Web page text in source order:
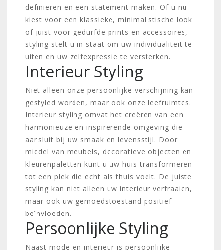
definiëren en een statement maken. Of u nu
kiest voor een klassieke, minimalistische look
of juist voor gedurfde prints en accessoires,
styling stelt u in staat om uw individualiteit te
uiten en uw zelfexpressie te versterken.
Interieur Styling
Niet alleen onze persoonlijke verschijning kan
gestyled worden, maar ook onze leefruimtes.
Interieur styling omvat het creëren van een
harmonieuze en inspirerende omgeving die
aansluit bij uw smaak en levensstijl. Door
middel van meubels, decoratieve objecten en
kleurenpaletten kunt u uw huis transformeren
tot een plek die echt als thuis voelt. De juiste
styling kan niet alleen uw interieur verfraaien,
maar ook uw gemoedstoestand positief
beïnvloeden.
Persoonlijke Styling
Naast mode en interieur is persoonlijke